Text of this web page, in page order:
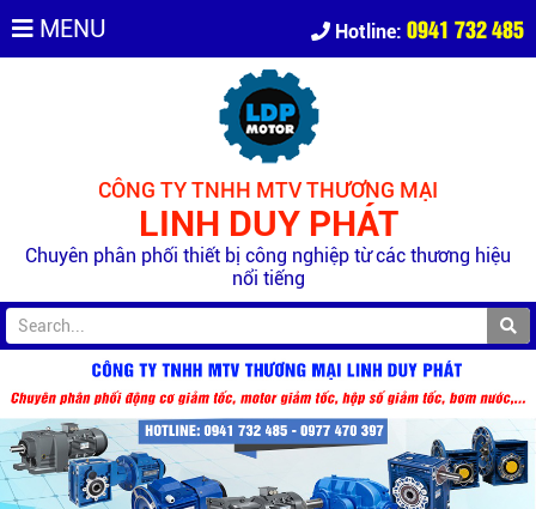
MENU Hotline: 0941 732 485
CÔNG TY TNHH MTV THƯƠNG MẠI
LINH DUY PHÁT
Chuyên phân phối thiết bị công nghiệp từ các thương hiệu
nổi tiếng